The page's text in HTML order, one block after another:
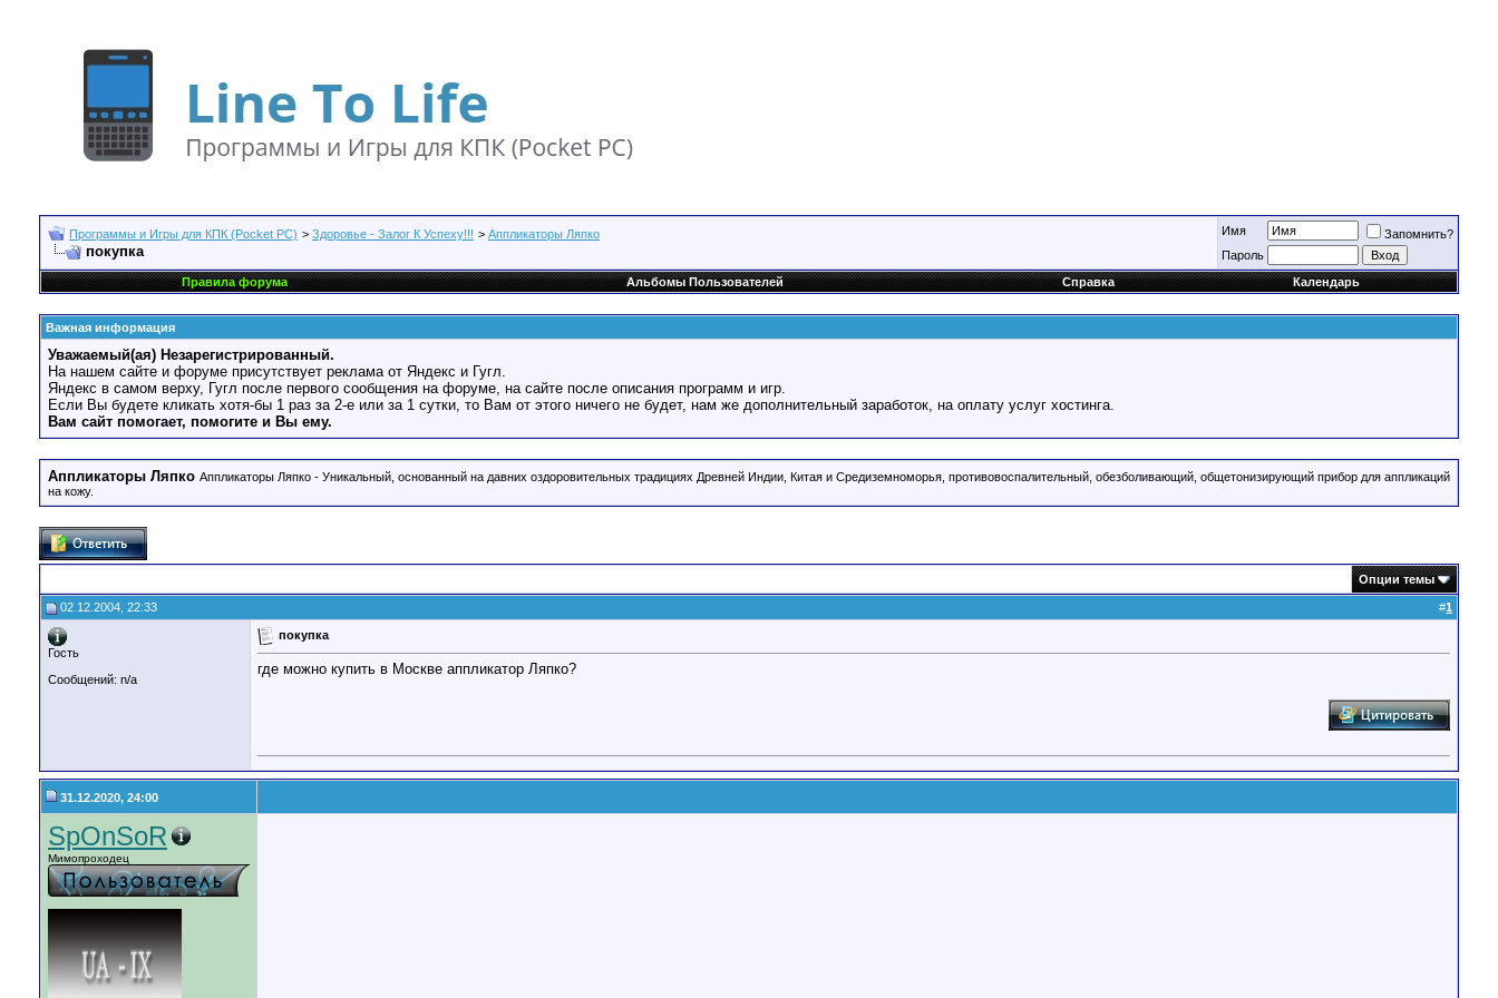
Программы и Игры для КПК (Pocket PC) > Здоровье - Залог К Успеху!!! > Аппликаторы Ляпко
покупка
Имя
Запомнить?
Пароль
Правила форума
Альбомы Пользователей Справка Календарь
Важная информация
Уважаемый(ая) Незарегистрированный.
На нашем сайте и форуме присутствует реклама от Яндекс и Гугл.
Яндекс в самом верху, Гугл после первого сообщения на форуме, на сайте после описания программ и игр.
Если Вы будете кликать хотя-бы 1 раз за 2-е или за 1 сутки, то Вам от этого ничего не будет, нам же дополнительный заработок, на оплату услуг хостинга.
Вам сайт помогает, помогите и Вы ему.
Аппликаторы Ляпко Аппликаторы Ляпко - Уникальный, основанный на давних оздоровительных традициях Древней Индии, Китая и Средиземноморья, противовоспалительный, обезболивающий, общетонизирующий прибор для аппликаций
на кожу.
Опции темы
02.12.2004, 22:33 #1
Гость
Сообщений: n/a
покупка
где можно купить в Москве аппликатор Ляпко?
31.12.2020, 24:00
SpOnSoR
Мимопроходец